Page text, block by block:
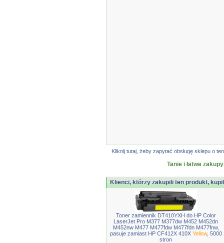
Kliknij tutaj, żeby zapytać obsługę sklepu o
Tanie i łatwe
Klienci, którzy zakupili ten produkt,
Toner zamiennik DT410YXH do HP Color
LaserJet Pro M377 M377dw M452 M452dn
M452nw M477 M477fdw M477fdn M477fnw,
pasuje zamiast HP CF412X 410X Yellow, 5000
stron